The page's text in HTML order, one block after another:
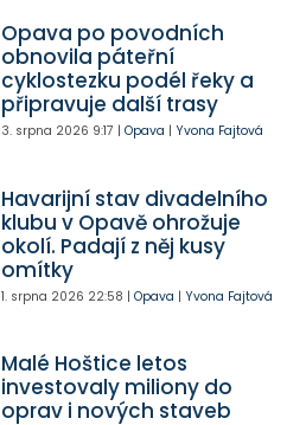
Opava po povodních
obnovila páteřní
cyklostezku podél řeky a
připravuje další trasy
3. srpna 2026 9:17 | Opava | Yvona Fajtová
Havarijní stav divadelního
klubu v Opavě ohrožuje
okolí. Padají z něj kusy
omítky
1. srpna 2026 22:58 | Opava | Yvona Fajtová
Malé Hoštice letos
investovaly miliony do
oprav i nových staveb